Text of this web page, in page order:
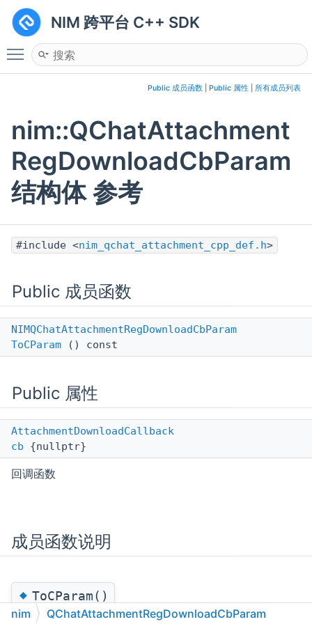
NIM 跨平台 C++ SDK
Toggle main menu visibility
Public 成员函数 Public 属性 所有成员列表
nim::QChatAttachment
RegDownloadCbParam
结构体 参考
#include <nim_qchat_attachment_cpp_def.h>
Public 成员函数
NIMQChatAttachmentRegDownloadCbParam
ToCParam () const
Public 属性
AttachmentDownloadCallback
cb {nullptr}
回调函数
成员函数说明
◆ToCParam()
nim QChatAttachmentRegDownloadCbParam